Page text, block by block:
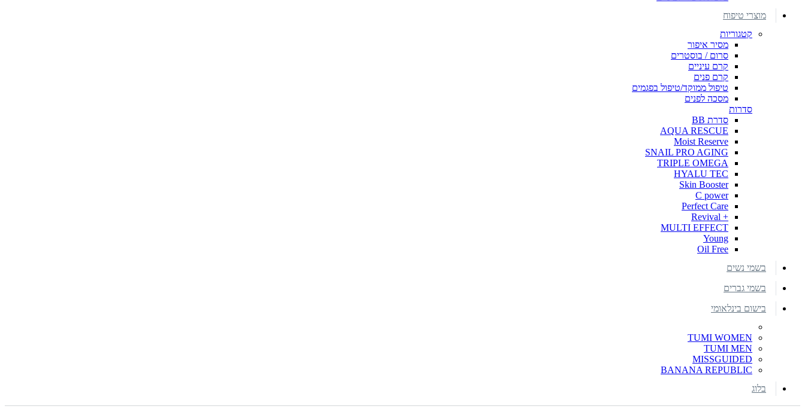
מוצרי טיפוח
קטגוריות
מסיר איפור
סרום / בוסטרים
קרם עיניים
קרם פנים
טיפול ממוקד/טיפול בפגמים
מסכה לפנים
סדרות
סדרת BB
AQUA RESCUE
Moist Reserve
SNAIL PRO AGING
TRIPLE OMEGA
HYALU TEC
Skin Booster
C power
Perfect Care
+ Revival
MULTI EFFECT
Young
Oil Free
בשמי נשים
בשמי גברים
בישום בינלאומי
TUMI WOMEN
TUMI MEN
MISSGUIDED
BANANA REPUBLIC
בלוג